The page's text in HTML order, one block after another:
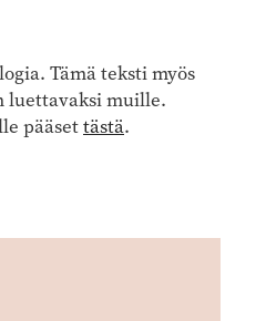
Tämä teksti myös
luettavaksi muille.
pääsettästä.